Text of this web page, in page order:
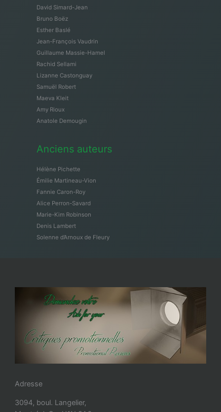
David Simard-Jean
Bruno Boëz
Esther Baslé
Jean-François Vaudrin
Guillaume Massie-Hamel
Rachid Sellami
Lizanne Castonguay
Samuël Robert
Maeva Kleit
Amy Rioux
Anatole Demougin
Anciens auteurs
Hélène Pichette
Émilie Martineau-Vion
Fannie Caron-Roy
Alice Perron-Savard
Marie-Kim Robinson
Denis Lambert
Solenne d’Arnoux de Fleury
Adresse
3094, boul. Langelier,